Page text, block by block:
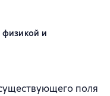
физикой и
59 оценок
поля